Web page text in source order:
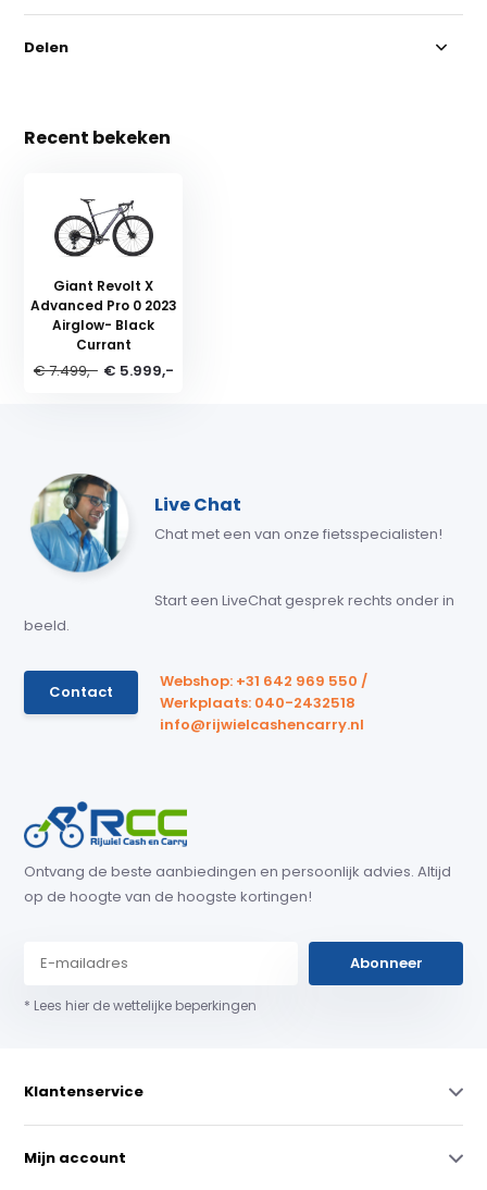
Delen
Recent bekeken
Giant Revolt X
Advanced Pro 0 2023
Airglow- Black
Currant
€ 7.499,- € 5.999,-
Live Chat
Chat met een van onze fietsspecialisten!
Start een LiveChat gesprek rechts onder in
beeld.
Contact
Webshop: +31 642 969 550 /
Werkplaats: 040-2432518
info@rijwielcashencarry.nl
Ontvang de beste aanbiedingen en persoonlijk advies. Altijd
op de hoogte van de hoogste kortingen!
Abonneer
* Lees hier de wettelijke beperkingen
Klantenservice
Mijn account